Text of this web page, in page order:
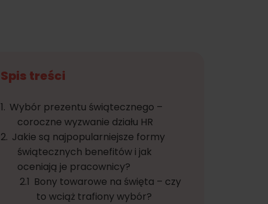
Spis treści
Wybór prezentu świątecznego –
coroczne wyzwanie działu HR
Jakie są najpopularniejsze formy
świątecznych benefitów i jak
oceniają je pracownicy?
Bony towarowe na święta – czy
to wciąż trafiony wybór?